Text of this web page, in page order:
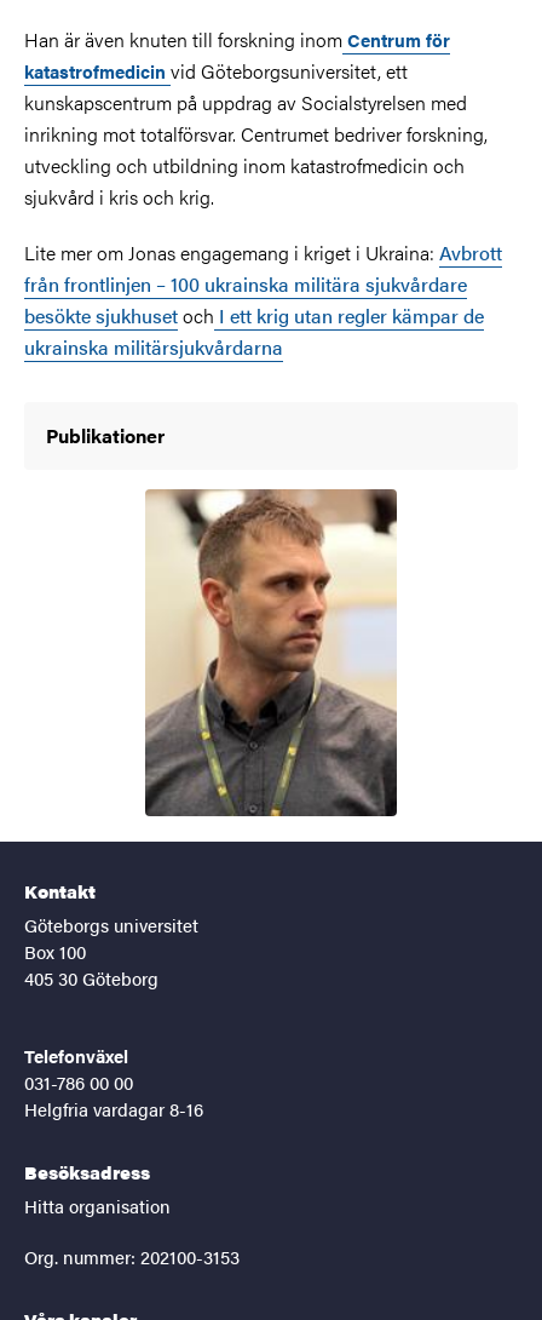
Han är även knuten till forskning inomCentrum för
katastrofmedicin vid Göteborgsuniversitet, ett
kunskapscentrum på uppdrag av Socialstyrelsen med
inrikning mot totalförsvar. Centrumet bedriver forskning,
utveckling och utbildning inom katastrofmedicin och
sjukvård i kris och krig.
Lite mer om Jonas engagemang i kriget i Ukraina: Avbrott
från frontlinjen – 100 ukrainska militära sjukvårdare
besökte sjukhusetoch I ett krig utan regler kämpar de
ukrainska militärsjukvårdarna
Publikationer
Kontakt
Göteborgs universitet
Box 100
405 30 Göteborg
Telefonväxel
031-786 00 00
Helgfria vardagar 8-16
Besöksadress
Hitta organisation
Org. nummer: 202100-3153